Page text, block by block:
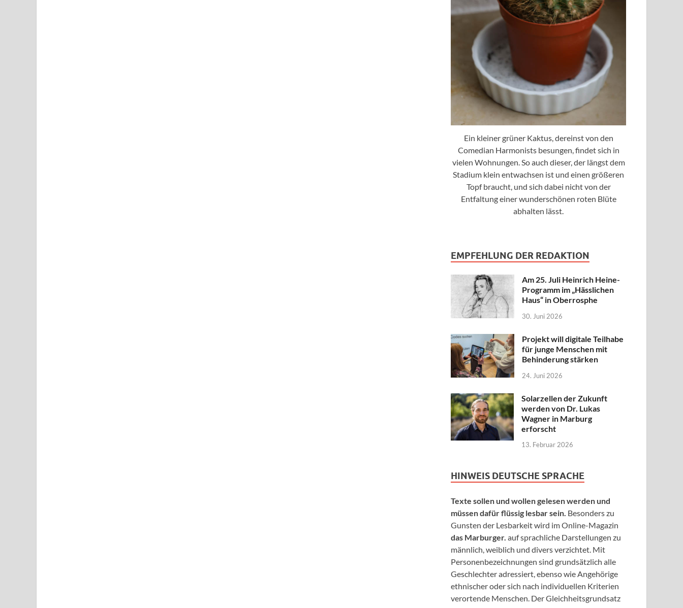
Ein kleiner grüner Kaktus, dereinst von den
Comedian Harmonists besungen, findet sich in
vielen Wohnungen. So auch dieser, der längst dem
Stadium klein entwachsen ist und einen größeren
Topf braucht, und sich dabei nicht von der
Entfaltung einer wunderschönen roten Blüte
abhalten lässt.
EMPFEHLUNG DER REDAKTION
Am 25. Juli Heinrich Heine-
Programm im „Hässlichen
Haus“ in Oberrosphe
30. Juni 2026
Projekt will digitale Teilhabe
für junge Menschen mit
Behinderung stärken
24. Juni 2026
Solarzellen der Zukunft
werden von Dr. Lukas
Wagner in Marburg
erforscht
13. Februar 2026
HINWEIS DEUTSCHE SPRACHE
Texte sollen und wollen gelesen werden und
müssen dafür flüssig lesbar sein. Besonders zu
Gunsten der Lesbarkeit wird im Online-Magazin
das Marburger. auf sprachliche Darstellungen zu
männlich, weiblich und divers verzichtet. Mit
Personenbezeichnungen sind grundsätzlich alle
Geschlechter adressiert, ebenso wie Angehörige
ethnischer oder sich nach individuellen Kriterien
verortende Menschen. Der Gleichheitsgrundsatz